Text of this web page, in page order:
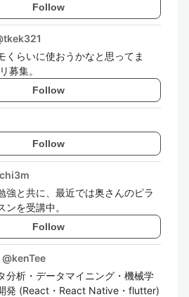
Follow
tkek321
くらいに使おうかなと思ってま
募集。
Follow
Follow
強と共に、最近では奥さんのピラ
ンを受講中。
Follow
@kenTee
分析・データマイニング・機械学
発 (React・React Native・flutter)